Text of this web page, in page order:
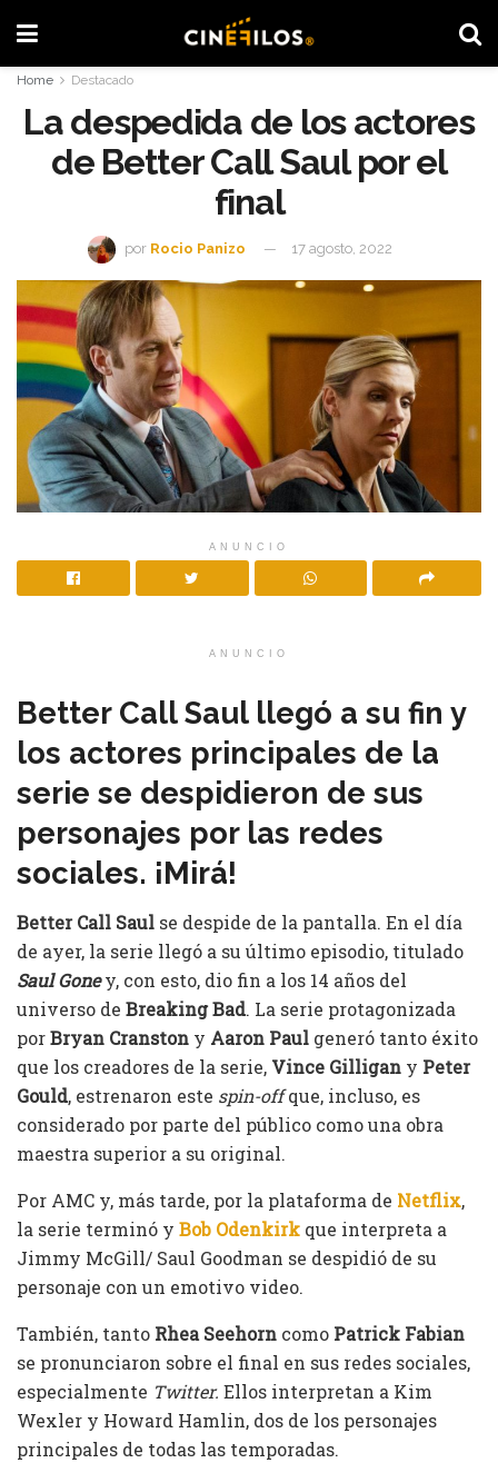
Home Destacado
La despedida de los actores
de Better Call Saul por el
final
por Rocio Panizo 17 agosto, 2022
ANUNCIO
ANUNCIO
Better Call Saul llegó a su fin y
los actores principales de la
serie se despidieron de sus
personajes por las redes
sociales. ¡Mirá!
Better Call Saul se despide de la pantalla. En el día
de ayer, la serie llegó a su último episodio, titulado
Saul Goney, con esto, dio fin a los 14 años del
universo de Breaking Bad. La serie protagonizada
porBryan Cranston y Aaron Paul generó tanto éxito
que los creadores de la serie, Vince Gilligan y Peter
Gould, estrenaron este spin-offque, incluso, es
considerado por parte del público como una obra
maestra superior a su original.
Por AMC y, más tarde, por la plataforma de Netflix,
la serie terminó y Bob Odenkirk que interpreta a
Jimmy McGill/ Saul Goodman se despidió de su
personaje con un emotivo video.
También, tanto Rhea Seehorn como Patrick Fabian
se pronunciaron sobre el final en sus redes sociales,
especialmente Twitter. Ellos interpretan a Kim
Wexler y Howard Hamlin, dos de los personajes
principales de todas las temporadas.